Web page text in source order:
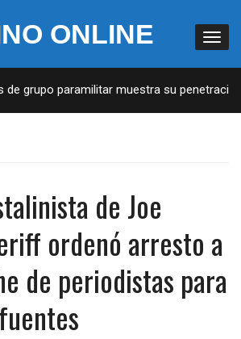
ONLINE
grupo paramilitar muestra su penetración
de Joe
ordenó arresto a
de periodistas para